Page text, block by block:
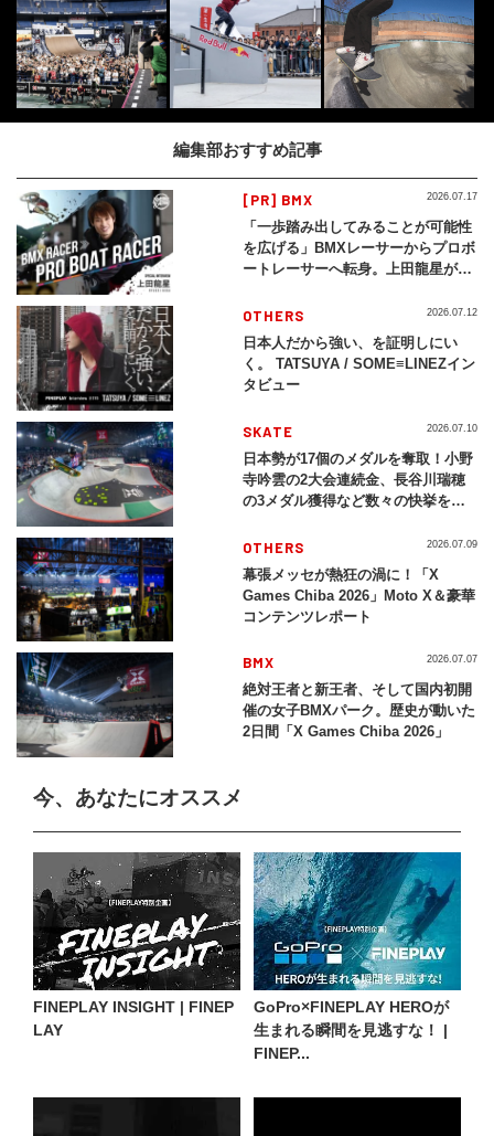
編集部おすすめ記事
[PR] BMX
「一歩踏み出してみることが可能性
を広げる」BMXレーサーからプロボ
ートレーサーへ転身。上田龍星が体
2026.07.17
OTHERS
日本人だから強い、を証明しにい
く。 TATSUYA / SOME≡LINEZイン
タビュー
2026.07.12
SKATE
日本勢が17個のメダルを奪取！小野
寺吟雲の2大会連続金、長谷川瑞穂
の3メダル獲得など数々の快挙をプ
2026」
2026.07.10
OTHERS
幕張メッセが熱狂の渦に！「X
Games Chiba 2026」Moto X＆豪華
コンテンツレポート
2026.07.09
BMX
絶対王者と新王者、そして国内初開
催の女子BMXパーク。歴史が動いた
2日間「X Games Chiba 2026」
2026.07.07
今、あなたにオススメ
FINEPLAY INSIGHT | FINEP
LAY
GoPro×FINEPLAY HEROが
生まれる瞬間を見逃すな！ |
FINEP...